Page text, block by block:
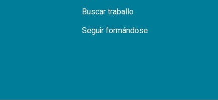
Buscar traballo
Seguir formándose